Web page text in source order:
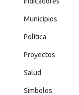
Municipios
Política
Proyectos
Salud
Simbolos